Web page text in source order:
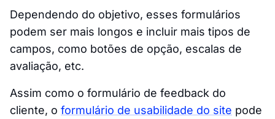
Dependendo do objetivo, esses formulários
podem ser mais longos e incluir mais tipos de
campos, como botões de opção, escalas de
avaliação, etc.
Assim como o formulário de feedback do
cliente, o formulário de usabilidade do site pode